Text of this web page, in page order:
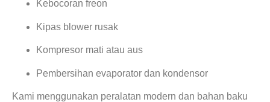
Kebocoran freon
Kipas blower rusak
Kompresor mati atau aus
Pembersihan evaporator dan kondensor
Kami menggunakan peralatan modern dan bahan baku